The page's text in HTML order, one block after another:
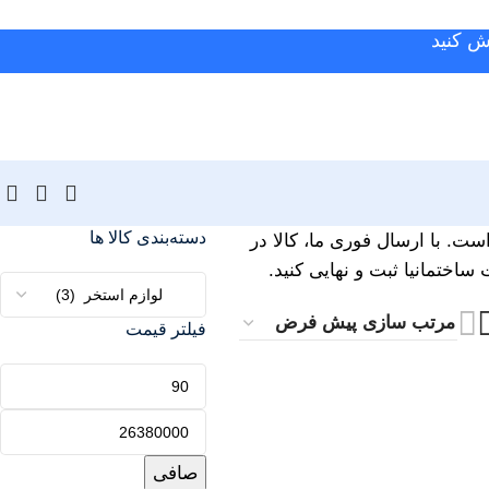
کنید
با ارسال فوری ما، کالا در
ثبت و نهایی کنید.
دسته‌بندی کالا ها
فیلتر قیمت
صافی